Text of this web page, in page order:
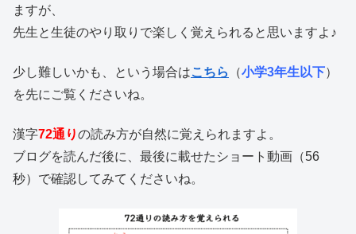
ますが、
先生と生徒のやり取りで楽しく覚えられると思いますよ♪
少し難しいかも、という場合はこちら （小学3年生以下）
を先にご覧くださいね。
漢字72通りの読み方が自然に覚えられますよ。
ブログを読んだ後に、最後に載せたショート動画（56
秒）で確認してみてくださいね。